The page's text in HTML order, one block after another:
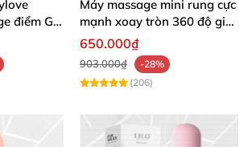
Sở hữu ngay chày rung Tenga
tôi để khám phá khoái lạc đỉnh
nay – Hạnh phúc chờ bạn! 🛒✨
điểm G
Máy massage mini rung cực
mạnh xoay tròn 360 độ giá
rẻ chất lượng
650.000₫
903.000₫
-28%
(206)